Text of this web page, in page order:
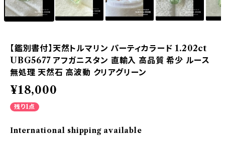
【鑑別書付】天然トルマリン パーティカラード 1.202ct
UBG5677 アフガニスタン 直輸入 高品質 希少 ルース
無処理 天然石 高波動 クリアグリーン
¥18,000
残り1点
International shipping available